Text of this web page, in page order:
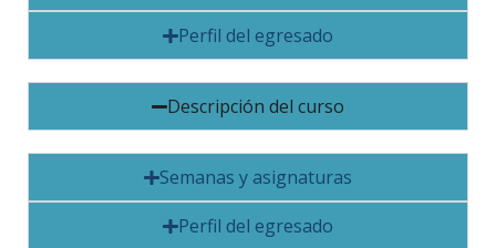
Perfil del egresado
Descripción del curso
Semanas y asignaturas
Perfil del egresado